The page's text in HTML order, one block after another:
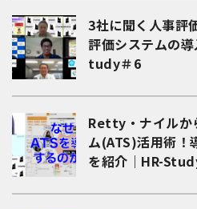
3社に聞く人事評
評価システムの
tudy＃6
Retty・ナイルか
ム(ATS)活用術！
を紹介｜HR-